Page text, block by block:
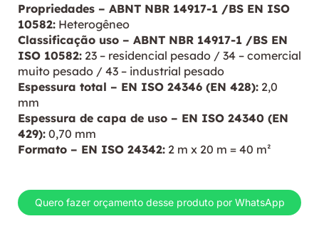
Propriedades – ABNT NBR 14917-1 /BS EN ISO
10582: Heterogêneo
Classificação uso – ABNT NBR 14917-1 /BS EN
ISO 10582: 23 – residencial pesado / 34 – comercial
muito pesado / 43 – industrial pesado
Espessura total – EN ISO 24346 (EN 428): 2,0
mm
Espessura de capa de uso – EN ISO 24340 (EN
429): 0,70 mm
Formato – EN ISO 24342: 2 m x 20 m = 40 m²
Quero fazer orçamento desse produto por WhatsApp